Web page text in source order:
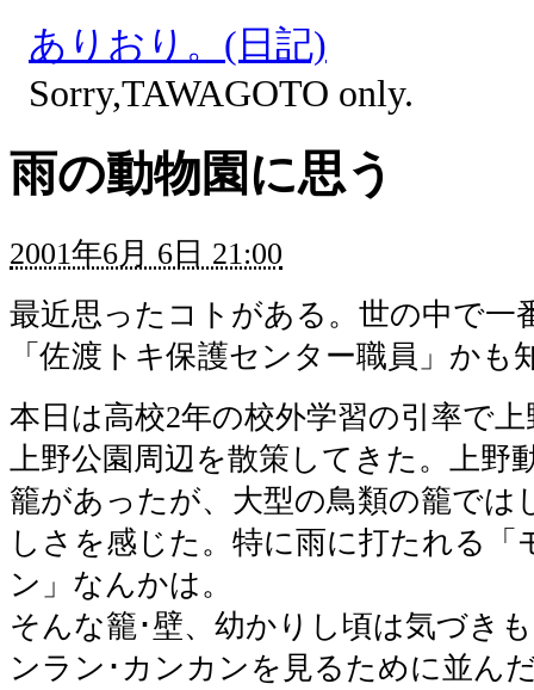
ありおり。(日記)
Sorry,TAWAGOTO only.
雨の動物園に思う
2001年6月 6日 21:00
最近思ったコトがある。世の中で一
「佐渡トキ保護センター職員」かも
本日は高校2年の校外学習の引率で
上野公園周辺を散策してきた。上野
籠があったが、大型の鳥類の籠では
しさを感じた。特に雨に打たれる「
ン」なんかは。
そんな籠･壁、幼かりし頃は気づき
ンラン･カンカンを見るために並ん